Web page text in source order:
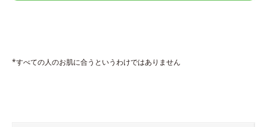
*すべての人のお肌に合うというわけではありません